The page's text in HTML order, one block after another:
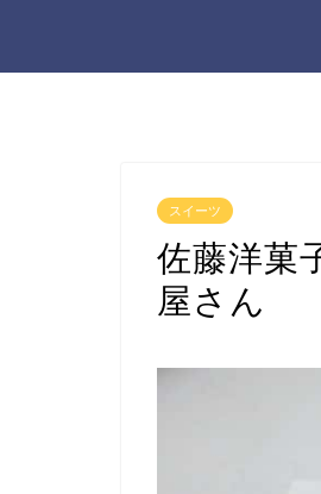
スイーツ
佐藤洋菓
屋さん